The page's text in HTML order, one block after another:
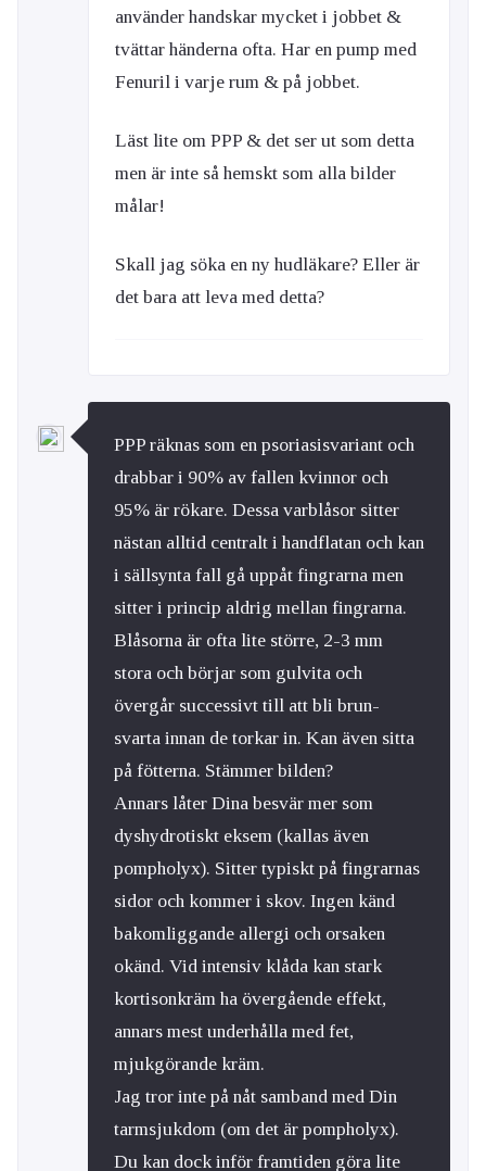
använder handskar mycket i jobbet &
tvättar händerna ofta. Har en pump med
Fenuril i varje rum & på jobbet.
Läst lite om PPP & det ser ut som detta
men är inte så hemskt som alla bilder
målar!
Skall jag söka en ny hudläkare? Eller är
det bara att leva med detta?
PPP räknas som en psoriasisvariant och
drabbar i 90% av fallen kvinnor och
95% är rökare. Dessa varblåsor sitter
nästan alltid centralt i handflatan och kan
i sällsynta fall gå uppåt fingrarna men
sitter i princip aldrig mellan fingrarna.
Blåsorna är ofta lite större, 2-3 mm
stora och börjar som gulvita och
övergår successivt till att bli brun-
svarta innan de torkar in. Kan även sitta
på fötterna. Stämmer bilden?
Annars låter Dina besvär mer som
dyshydrotiskt eksem (kallas även
pompholyx). Sitter typiskt på fingrarnas
sidor och kommer i skov. Ingen känd
bakomliggande allergi och orsaken
okänd. Vid intensiv klåda kan stark
kortisonkräm ha övergående effekt,
annars mest underhålla med fet,
mjukgörande kräm.
Jag tror inte på nåt samband med Din
tarmsjukdom (om det är pompholyx).
Du kan dock inför framtiden göra lite